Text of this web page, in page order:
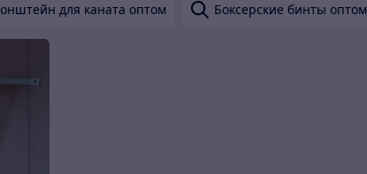
для каната оптом Боксерские бинты оптом